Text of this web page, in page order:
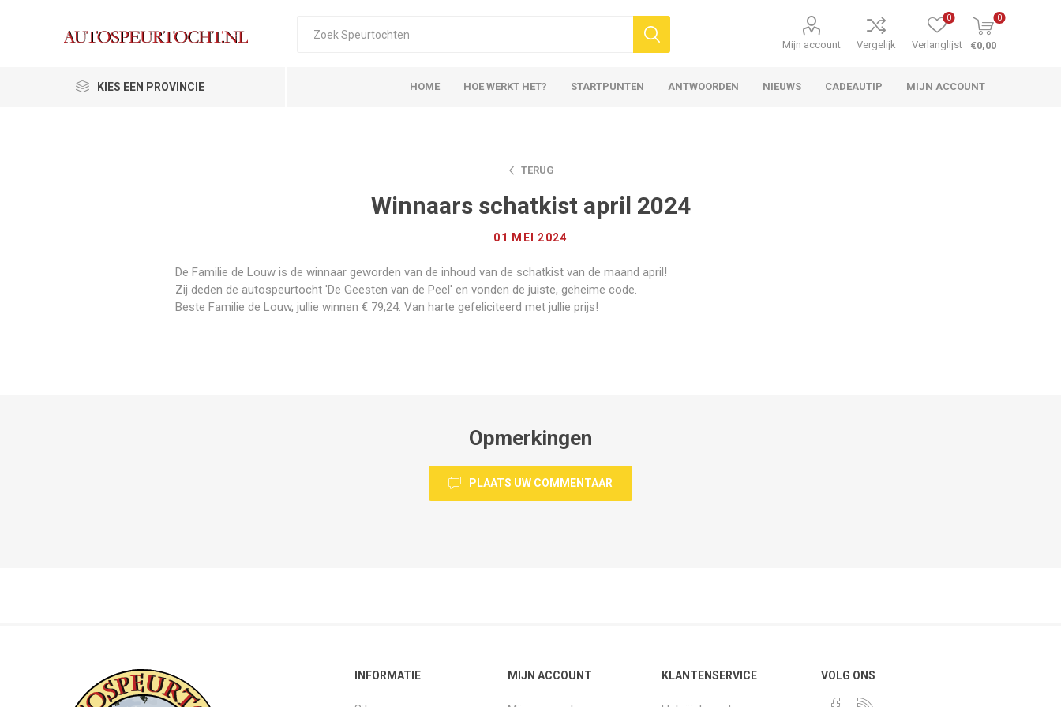
Mijn account Vergelijk Verlanglijst
0 0
€0,00
KIES EEN PROVINCIE HOME HOE WERKT HET? STARTPUNTEN ANTWOORDEN NIEUWS CADEAUTIP MIJN ACCOUNT
TERUG
Winnaars schatkist april 2024
01 MEI 2024
De Familie de Louw is de winnaar geworden van de inhoud van de schatkist van de maand april!
Zij deden de autospeurtocht 'De Geesten van de Peel' en vonden de juiste, geheime code.
Beste Familie de Louw, jullie winnen € 79,24. Van harte gefeliciteerd met jullie prijs!
Opmerkingen
PLAATS UW COMMENTAAR
INFORMATIE MIJN ACCOUNT KLANTENSERVICE VOLG ONS